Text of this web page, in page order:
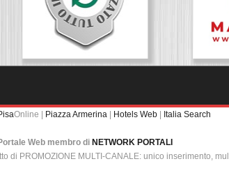
Online | Piazza Armerina | Hotels Web | Italia Search
Web membro di NETWORK PORTALI
di PROMOZIONE MULTI-CANALE: unico inserimento,